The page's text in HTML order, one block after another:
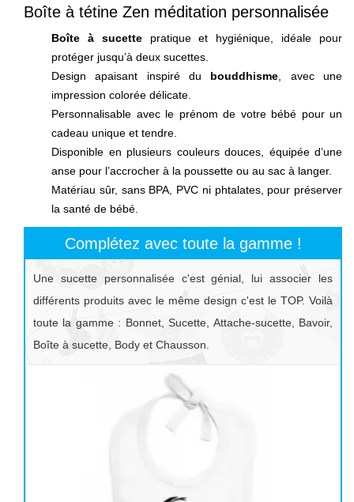
Boîte à tétine Zen méditation personnalisée
Boîte à sucettepratique et hygiénique, idéale pour
protéger jusqu’à deux sucettes.
Design apaisant inspiré du bouddhisme , avec une
impression colorée délicate.
Personnalisable avec le prénom de votre bébé pour un
cadeau unique et tendre.
Disponible en plusieurs couleurs douces, équipée d’une
anse pour l’accrocher à la poussette ou au sac à langer.
Matériau sûr, sans BPA, PVC ni phtalates, pour préserver
la santé de bébé.
Complétez avec toute la gamme !
Une sucette personnalisée c'est génial, lui associer les
différents produits avec le même design c'est le TOP. Voilà
toute la gamme : Bonnet, Sucette, Attache-sucette, Bavoir,
Boîte à sucette, Body et Chausson.